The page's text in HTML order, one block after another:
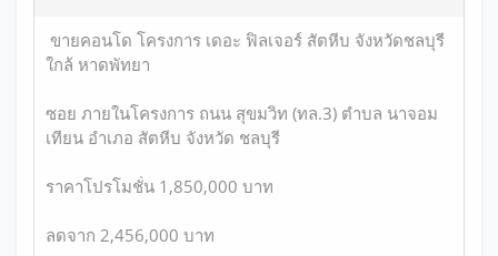
ขายคอนโด โครงการ เดอะ ฟิลเจอร์ สัตหีบ จังหวัดชลบุรี
ใกล้ หาดพัทยา
ซอย ภายในโครงการ ถนน สุขมวิท (ทล.3) ตำบล นาจอม
เทียน อำเภอ สัตหีบ จังหวัด ชลบุรี
ราคาโปรโมชั่น 1,850,000 บาท
ลดจาก 2,456,000 บาท